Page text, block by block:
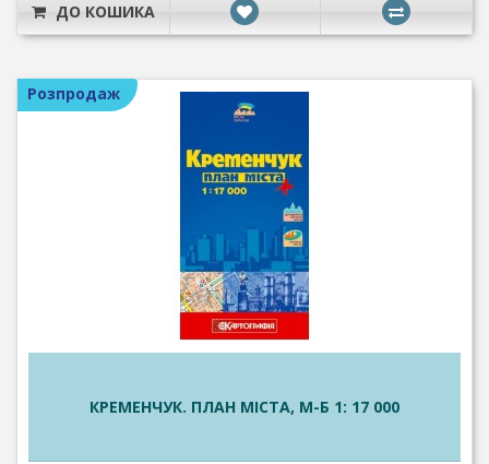
ДО КОШИКА
Розпродаж
КРЕМЕНЧУК. ПЛАН МІСТА, М-Б 1: 17 000